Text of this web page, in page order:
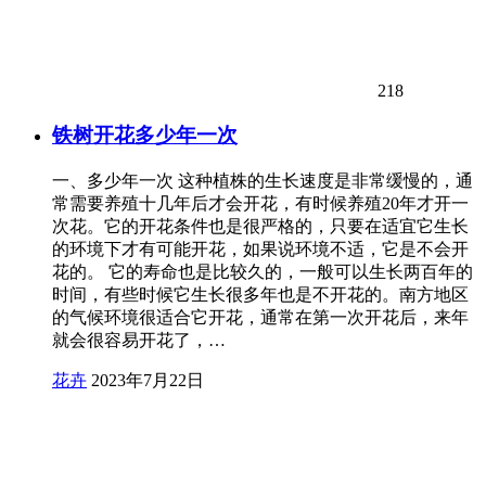
218
铁树开花多少年一次
一、多少年一次 这种植株的生长速度是非常缓慢的，通
常需要养殖十几年后才会开花，有时候养殖20年才开一
次花。它的开花条件也是很严格的，只要在适宜它生长
的环境下才有可能开花，如果说环境不适，它是不会开
花的。 它的寿命也是比较久的，一般可以生长两百年的
时间，有些时候它生长很多年也是不开花的。南方地区
的气候环境很适合它开花，通常在第一次开花后，来年
就会很容易开花了，…
花卉 2023年7月22日